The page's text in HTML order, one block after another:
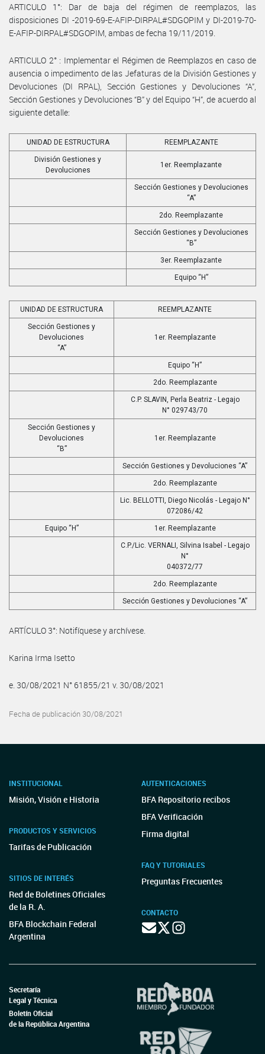
ARTICULO 1°: Dar de baja del régimen de reemplazos, las
disposiciones DI -2019-69-E-AFIP-DIRPAL#SDGOPIM y DI-2019-70-
E-AFIP-DIRPAL#SDGOPIM, ambas de fecha 19/11/2019.
ARTICULO 2° : Implementar el Régimen de Reemplazos en caso de
ausencia o impedimento de las Jefaturas de la División Gestiones y
Devoluciones (DI RPAL), Sección Gestiones y Devoluciones “A”,
Sección Gestiones y Devoluciones “B” y del Equipo “H”, de acuerdo al
siguiente detalle:
UNIDAD DE ESTRUCTURA REEMPLAZANTE
División Gestiones y
Devoluciones
1er. Reemplazante
Sección Gestiones y Devoluciones
“A”
2do. Reemplazante
Sección Gestiones y Devoluciones
“B”
3er. Reemplazante
Equipo “H”
UNIDAD DE ESTRUCTURA REEMPLAZANTE
Sección Gestiones y
Devoluciones
“A”
1er. Reemplazante
Equipo “H”
2do. Reemplazante
C.P. SLAVIN, Perla Beatriz - Legajo
N° 029743/70
Sección Gestiones y
Devoluciones
“B”
1er. Reemplazante
Sección Gestiones y Devoluciones “A”
2do. Reemplazante
Lic. BELLOTTI, Diego Nicolás - Legajo N°
072086/42
Equipo “H” 1er. Reemplazante
C.P./Lic. VERNALI, Silvina Isabel - Legajo
N°
040372/77
2do. Reemplazante
Sección Gestiones y Devoluciones “A”
ARTÍCULO 3°: Notifíquese y archívese.
Karina Irma Isetto
e. 30/08/2021 N° 61855/21 v. 30/08/2021
Fecha de publicación 30/08/2021
INSTITUCIONAL
Misión, Visión e Historia
PRODUCTOS Y SERVICIOS
Tarifas de Publicación
SITIOS DE INTERÉS
Red de Boletines Oficiales
de la R. A.
BFA Blockchain Federal
Argentina
AUTENTICACIONES
BFA Repositorio recibos
BFA Verificación
Firma digital
FAQ Y TUTORIALES
Preguntas Frecuentes
CONTACTO
Secretaría
Legal y Técnica
Boletín Oficial
de la República Argentina